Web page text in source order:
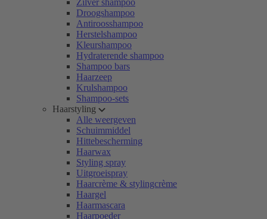
Zilver shampoo
Droogshampoo
Antiroosshampoo
Herstelshampoo
Kleurshampoo
Hydraterende shampoo
Shampoo bars
Haarzeep
Krulshampoo
Shampoo-sets
Haarstyling
Alle weergeven
Schuimmiddel
Hittebescherming
Haarwax
Styling spray
Uitgroeispray
Haarcrème & stylingcrème
Haargel
Haarmascara
Haarpoeder